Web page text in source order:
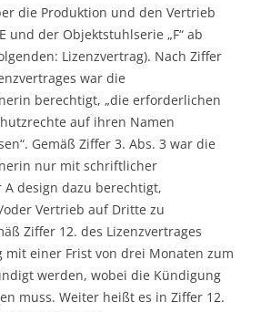
die Produktion und den Vertrieb
und der Objektstuhlserie „F“ ab
Lizenzvertrag). Nach Ziffer
war die
berechtigt, „die erforderlichen
auf ihren Namen
Gemäß Ziffer 3. Abs. 3 war die
nur mit schriftlicher
design dazu berechtigt,
Vertrieb auf Dritte zu
Ziffer 12. des Lizenzvertrages
mit einer Frist von drei Monaten zum
werden, wobei die Kündigung
muss. Weiter heißt es in Ziffer 12.